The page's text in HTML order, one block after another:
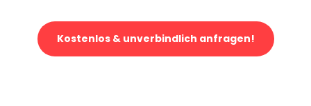
Kostenlos & unverbindlich anfragen!